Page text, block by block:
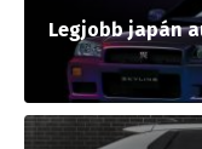
Legjobb japán